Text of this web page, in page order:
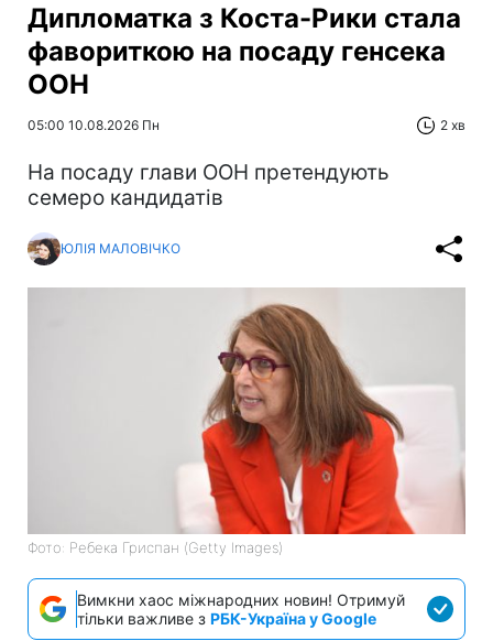
Дипломатка з Коста-Рики стала
фавориткою на посаду генсека
ООН
05:00 10.08.2026 Пн 2 хв
На посаду глави ООН претендують
семеро кандидатів
ЮЛІЯ МАЛОВІЧКО
Фото: Ребека Гриспан (Getty Images)
Вимкни хаос міжнародних новин! Отримуй
тільки важливе з РБК-Україна у Google